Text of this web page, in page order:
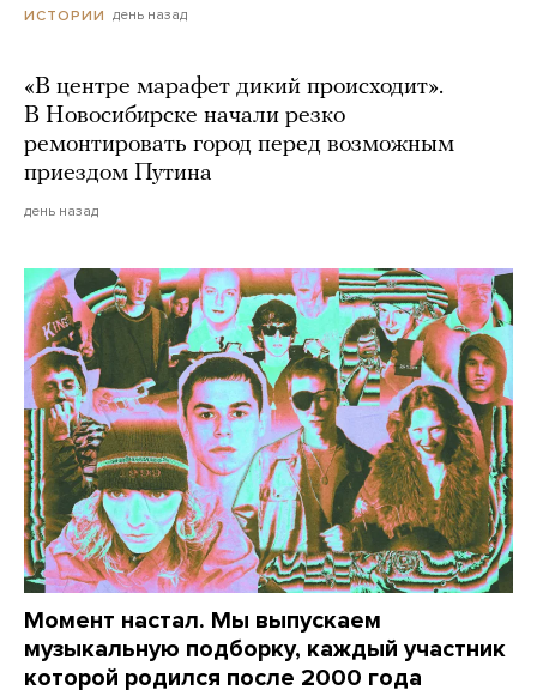
ИСТОРИИ день назад
«В центре марафет дикий происходит».
В Новосибирске начали резко
ремонтировать город перед возможным
приездом Путина
день назад
Момент настал. Мы выпускаем
музыкальную подборку, каждый участник
которой родился после 2000 года